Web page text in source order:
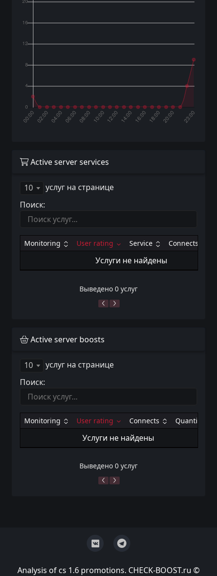
Active server services
10
услуг на странице
Поиск:
Monitoring User rating Service Connects
Услуги не найдены
Выведено 0 услуг
Active server boosts
10
услуг на странице
Поиск:
Monitoring User rating Connects Quantity
Услуги не найдены
Выведено 0 услуг
Analysis of cs 1.6 promotions. CHECK-BOOST.ru ©